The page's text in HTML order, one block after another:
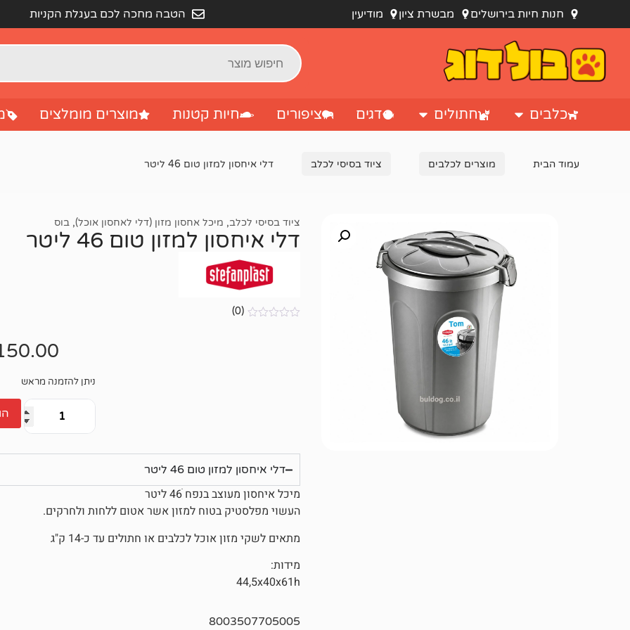
חנות חיות בירושלים מבשרת ציון מודיעין הטבה מחכה לכם בעגלת הקניות
כלבים חתולים דגים ציפורים חיות קטנות מוצרים מומלצים
עמוד הבית מוצרים לכלבים ציוד בסיסי לכלב דלי איחסון למזון טום 46 ליטר
ציוד בסיסי לכלב, מיכל אחסון מזון (דלי לאחסון אוכל), בוס
דלי איחסון למזון טום 46 ליטר
(0)
ניתן להזמנה מראש
דלי איחסון למזון טום 46 ליטר
מיכל איחסון מעוצב בנפח ׁ46 ליטר
העשוי מפלסטיק בטוח למזון אשר אטום ללחות ולחרקים.
מתאים לשקי מזון אוכל לכלבים או חתולים עד כ-14 ק"ג
מידות:
44,5x40x61h
8003507705005